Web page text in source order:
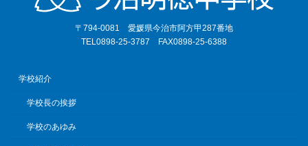
〒794-0081 愛媛県今治市阿方甲287番地
TEL0898-25-3787 FAX0898-25-6388
学校紹介
学校長の挨拶
学校のあゆみ